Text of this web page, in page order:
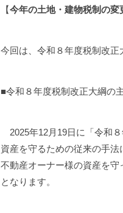
【今年の土地・建物税制の変
今回は、令和８年度税制改正
■令和８年度税制改正大綱の
2025年12月19日に「令和
資産を守るための従来の手
不動産オーナー様の資産を
となります。